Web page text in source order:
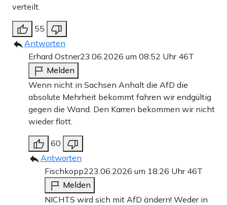
verteilt.
55
Antworten
Erhard Ostner23.06.2026 um 08:52 Uhr 46T
Melden
Wenn nicht in Sachsen Anhalt die AfD die
absolute Mehrheit bekommt fahren wir endgültig
gegen die Wand. Den Karren bekommen wir nicht
wieder flott.
60
Antworten
Fischkopp223.06.2026 um 18:26 Uhr 46T
Melden
NICHTS wird sich mit AfD ändern! Weder in